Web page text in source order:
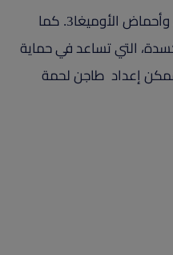
تعتبر لحمة الرأس غنية بالدهون، وأحماض الأوميغا3. كما
التي تساعد في حماية
إعداد طاجن لحمة